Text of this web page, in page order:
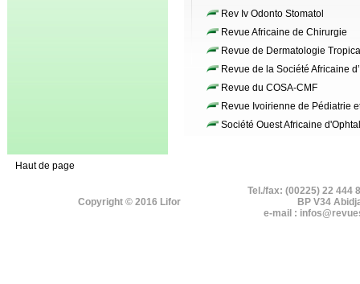
Rev Iv Odonto Stomatol
Revue Africaine de Chirurgie
Revue de Dermatologie
Revue de la Société Africaine
Revue du COSA-CMF
Revue Ivoirienne de Pédiatrie
Société Ouest Africaine
Haut de page
Copyright © 2016 Lifor
Tel./fax: (00225) 22 444
BP V34
e-mail :